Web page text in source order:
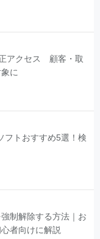
アクセス 顧客・取
に
フトおすすめ5選！検
制解除する方法｜お
者向けに解説